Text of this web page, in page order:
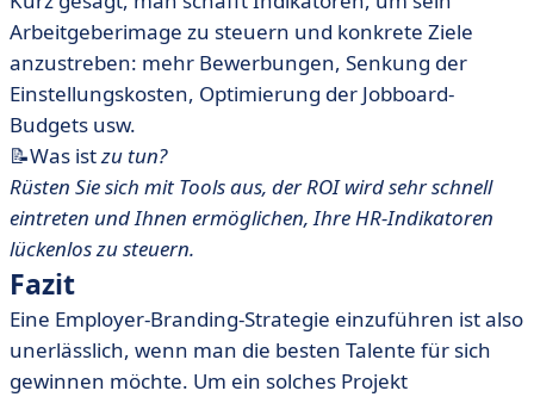
Arbeitgeberimage zu steuern und konkrete Ziele
anzustreben: mehr Bewerbungen, Senkung der
Einstellungskosten, Optimierung der Jobboard-
Budgets usw.
📝Was istzu tun?
Rüsten Sie sich mit Tools aus, der ROI wird sehr schnell
eintreten und Ihnen ermöglichen, Ihre HR-Indikatoren
lückenlos zu steuern.
Fazit
Eine Employer-Branding-Strategie einzuführen ist also
unerlässlich, wenn man die besten Talente für sich
gewinnen möchte. Um ein solches Projekt